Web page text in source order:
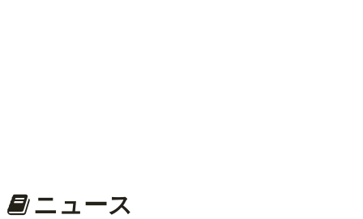
ニュース